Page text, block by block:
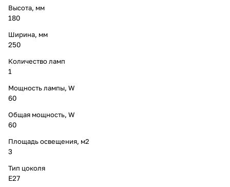
Высота, мм
180
Ширина, мм
250
Количество ламп
1
Мощность лампы, W
60
Общая мощность, W
60
Площадь освещения, м2
3
Тип цоколя
E27